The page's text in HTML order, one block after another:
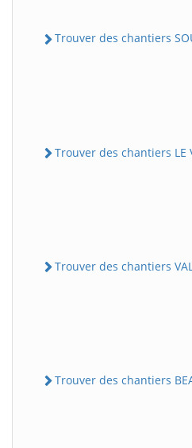
Trouver des chantiers
Trouver des chantiers LE
Trouver des chantiers
Trouver des chantiers